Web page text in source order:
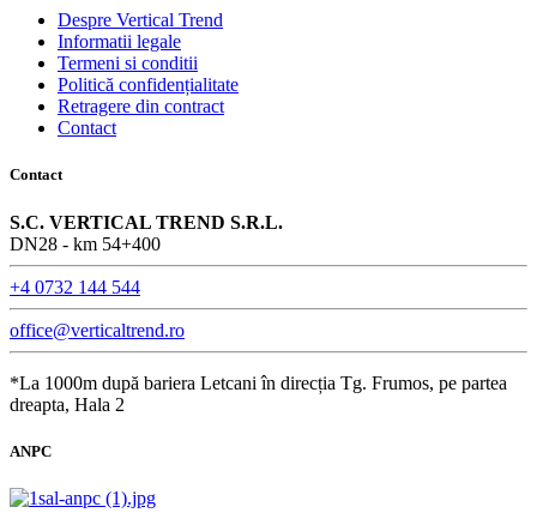
Despre Vertical Trend
Informatii legale
Termeni si conditii
Politică confidențialitate
Retragere din contract
Contact
Contact
S.C. VERTICAL TREND S.R.L.
DN28 - km 54+400
+4 0732 144 544
office@verticaltrend.ro
*La 1000m după bariera Letcani în direcția Tg. Frumos, pe partea
dreapta, Hala 2
ANPC